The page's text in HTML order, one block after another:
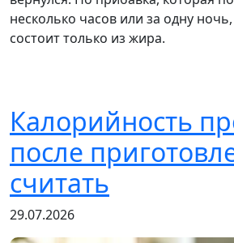
несколько часов или за одну
состоит только из жира.
Калорийность
после
считать
29.07.2026